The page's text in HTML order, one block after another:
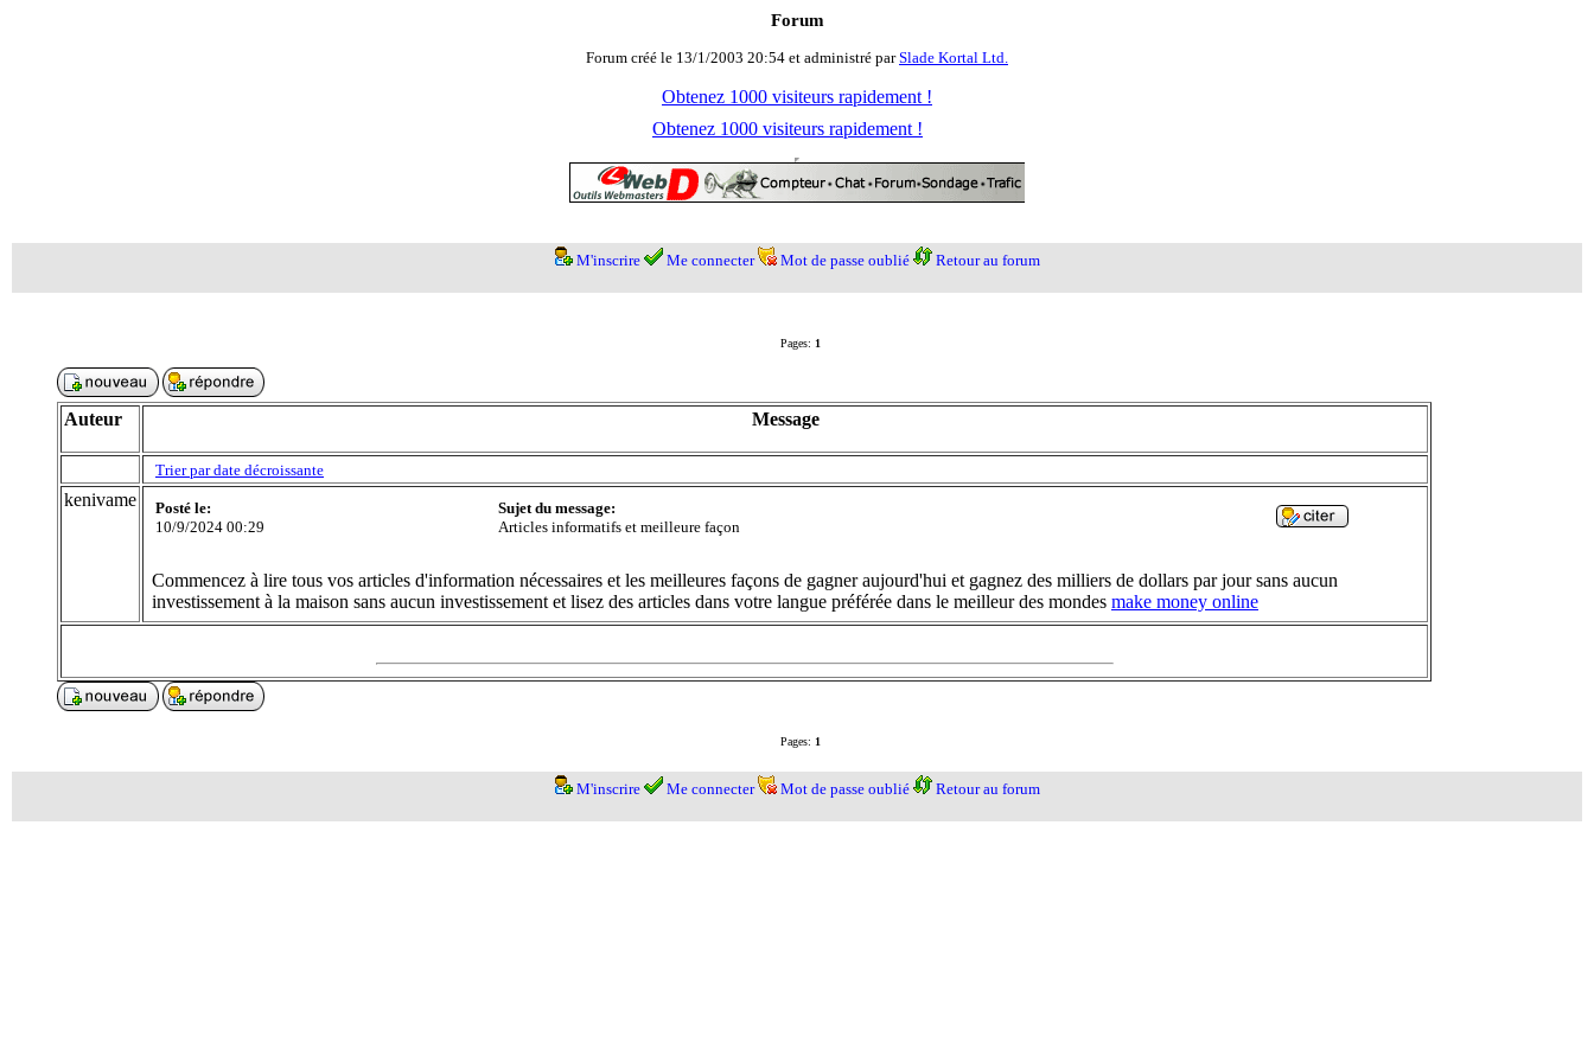
Forum
Forum créé le 13/1/2003 20:54 et administré parSlade Kortal Ltd.
Obtenez 1000 visiteurs rapidement !
Obtenez 1000 visiteurs rapidement !
M'inscrire Me connecter Mot de passe oublié Retour au forum
Pages: 1
Auteur Message
Trier par date décroissante
kenivame
Posté le:
10/9/2024 00:29
Sujet du message:
Articles informatifs et meilleure façon
Commencez à lire tous vos articles d'information nécessaires et les meilleures façons de gagner aujourd'hui et gagnez des milliers de dollars par jour sans aucun
investissement à la maison sans aucun investissement et lisez des articles dans votre langue préférée dans le meilleur des mondes make money online
Pages: 1
M'inscrire Me connecter Mot de passe oublié Retour au forum